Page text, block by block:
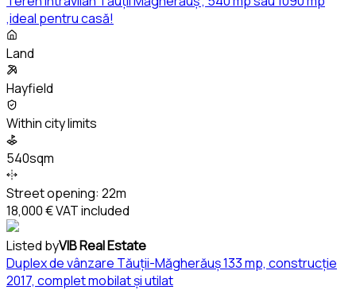
,ideal pentru casă!
Land
Hayfield
Within city limits
540sqm
Street opening: 22m
18,000 €VAT included
Listed byVIB Real Estate
Duplex de vânzare Tăuții-Măgherăuș 133 mp, construcție
2017, complet mobilat și utilat